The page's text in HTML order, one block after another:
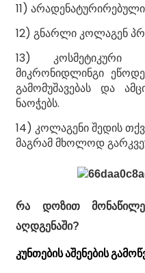
11)
12) გნარლი კოლაგენ
13) კოსმეტიკური
მიკრონიდლინგი
გამომუშავებას და
ნაოჭებს.
14) კოლაგენი შედის
მაგრამ მხოლოდ
რა დოზით
აღდგენაში?
კუნთების აშენების